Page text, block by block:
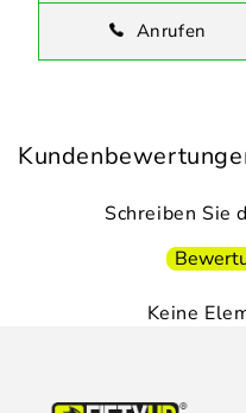
Anrufen
Schreiben Sie
Keine